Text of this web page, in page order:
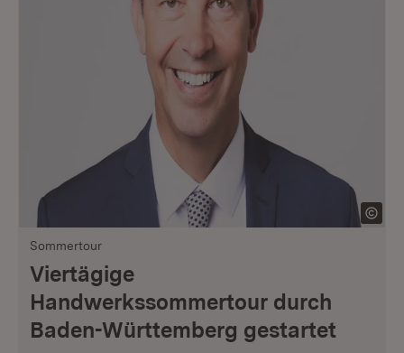
Sommertour
Viertägige
Handwerkssommertour durch
Baden-Württemberg gestartet